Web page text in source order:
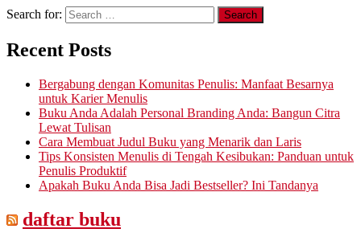
Search for:
Recent Posts
Bergabung dengan Komunitas Penulis: Manfaat Besarnya
untuk Karier Menulis
Buku Anda Adalah Personal Branding Anda: Bangun Citra
Lewat Tulisan
Cara Membuat Judul Buku yang Menarik dan Laris
Tips Konsisten Menulis di Tengah Kesibukan: Panduan untuk
Penulis Produktif
Apakah Buku Anda Bisa Jadi Bestseller? Ini Tandanya
daftar buku